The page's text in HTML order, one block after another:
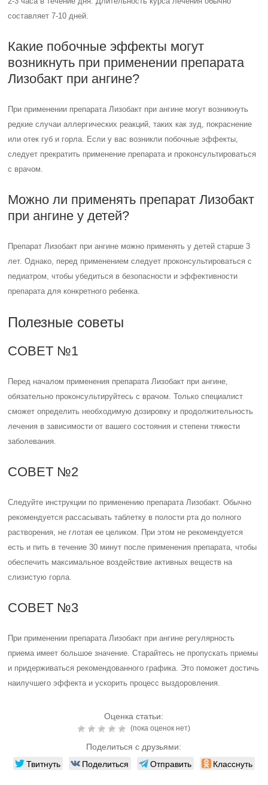
составляет 7-10 дней.
Какие побочные эффекты могут
возникнуть при применении препарата
Лизобакт при ангине?
При применении препарата Лизобакт при ангине могут возникнуть
редкие случаи аллергических реакций, таких как зуд, покраснение
или отек губ и горла. Если у вас возникли побочные эффекты,
следует прекратить применение препарата и проконсультироваться
с врачом.
Можно ли применять препарат Лизобакт
при ангине у детей?
Препарат Лизобакт при ангине можно применять у детей старше 3
лет. Однако, перед применением следует проконсультироваться с
педиатром, чтобы убедиться в безопасности и эффективности
препарата для конкретного ребенка.
Полезные советы
СОВЕТ №1
Перед началом применения препарата Лизобакт при ангине,
обязательно проконсультируйтесь с врачом. Только специалист
сможет определить необходимую дозировку и продолжительность
лечения в зависимости от вашего состояния и степени тяжести
заболевания.
СОВЕТ №2
Следуйте инструкции по применению препарата Лизобакт. Обычно
рекомендуется рассасывать таблетку в полости рта до полного
растворения, не глотая ее целиком. При этом не рекомендуется
есть и пить в течение 30 минут после применения препарата, чтобы
обеспечить максимальное воздействие активных веществ на
слизистую горла.
СОВЕТ №3
При применении препарата Лизобакт при ангине регулярность
приема имеет большое значение. Старайтесь не пропускать приемы
и придерживаться рекомендованного графика. Это поможет достичь
наилучшего эффекта и ускорить процесс выздоровления.
Оценка статьи:
(пока оценок нет)
Поделиться с друзьями:
Твитнуть Поделиться Отправить Класснуть